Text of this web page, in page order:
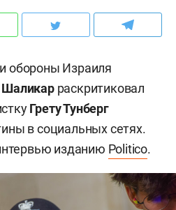
обороны Израиля
раскритиковал
Грету Тунберг
в социальных сетях.
изданию Politico.